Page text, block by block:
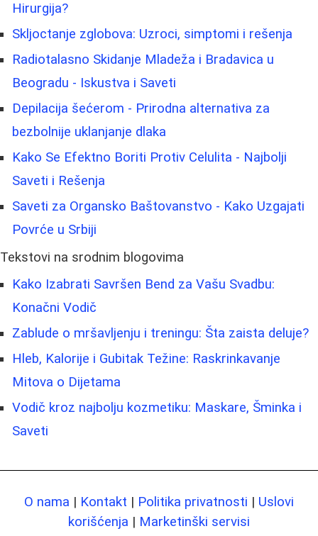
Hirurgija?
Skljoctanje zglobova: Uzroci, simptomi i rešenja
Radiotalasno Skidanje Mladeža i Bradavica u
Beogradu - Iskustva i Saveti
Depilacija šećerom - Prirodna alternativa za
bezbolnije uklanjanje dlaka
Kako Se Efektno Boriti Protiv Celulita - Najbolji
Saveti i Rešenja
Saveti za Organsko Baštovanstvo - Kako Uzgajati
Povrće u Srbiji
Tekstovi na srodnim blogovima
Kako Izabrati Savršen Bend za Vašu Svadbu:
Konačni Vodič
Zablude o mršavljenju i treningu: Šta zaista deluje?
Hleb, Kalorije i Gubitak Težine: Raskrinkavanje
Mitova o Dijetama
Vodič kroz najbolju kozmetiku: Maskare, Šminka i
Saveti
O nama | Kontakt | Politika privatnosti | Uslovi
korišćenja | Marketinški servisi